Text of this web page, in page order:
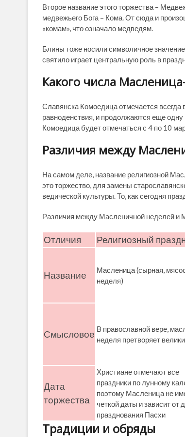
Второе название этого торжества –
медвежьего Бога – Кома. От сюда и
«комам», что означало медведям.
Блины тоже носили символичное
святило играет центральную роль в
Какого числа
Славянска Комоедица отмечается всегда
равноденствия, и продолжаются еще
Комоедица будет отмечаться с 4 по 10
Различия между
На самом деле, название религиозной
это торжество, для замены
ведической культуры. То, как сегодня
Различия между Масленичной неделей и
Отличия Религиозный
Название
Масленица (сырная,
неделя)
Смысловое В православной вере,
неделя претворяет
Дата
торжества
Христиане отмечают все
праздники по лунному
поэтому Масленица не
четкой даты и зависит от
празднования Пасхи
Традиции и обряды